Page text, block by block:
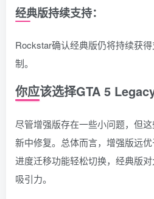
经典版持续支持：
Rockstar确认经典版仍将持续获
制。
你应该选择GTA 5
尽管增强版存在一些小问题，但
新中修复。总体而言，增强版远
进度迁移功能轻松切换，经典版
吸引力。